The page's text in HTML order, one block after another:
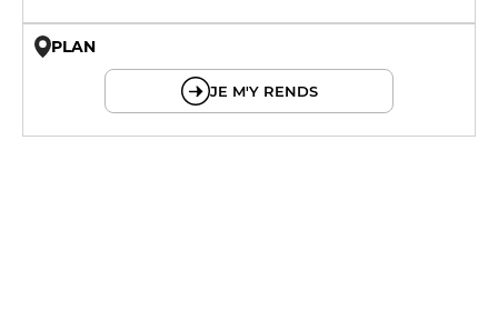
PLAN
JE M'Y RENDS